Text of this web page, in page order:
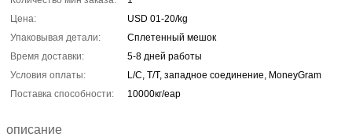
Цена:
USD 01-20/kg
Упаковывая детали:
Сплетенный мешок
Время доставки:
5-8 дней работы
Условия оплаты:
L/C, T/T, западное соединение, MoneyGram
Поставка способности:
10000кг/еар
описание